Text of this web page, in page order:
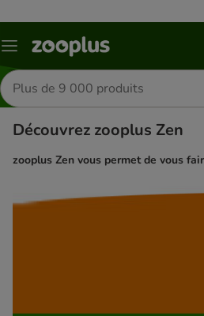
Menu
Rechercher
des
produits
Découvrez zooplus Zen
zooplus Zen vous permet de vous